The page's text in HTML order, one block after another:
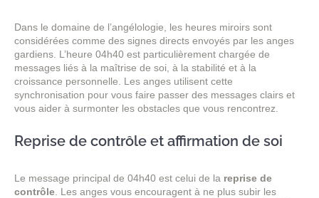
Dans le domaine de l’angélologie, les heures miroirs sont
considérées comme des signes directs envoyés par les anges
gardiens. L’heure 04h40 est particulièrement chargée de
messages liés à la maîtrise de soi, à la stabilité et à la
croissance personnelle. Les anges utilisent cette
synchronisation pour vous faire passer des messages clairs et
vous aider à surmonter les obstacles que vous rencontrez.
Reprise de contrôle et affirmation de soi
Le message principal de 04h40 est celui de la reprise de
contrôle . Les anges vous encouragent à ne plus subir les